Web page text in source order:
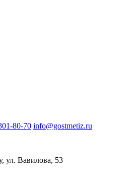
80-70 info@gostmetiz.ru
ул. Вавилова, 53